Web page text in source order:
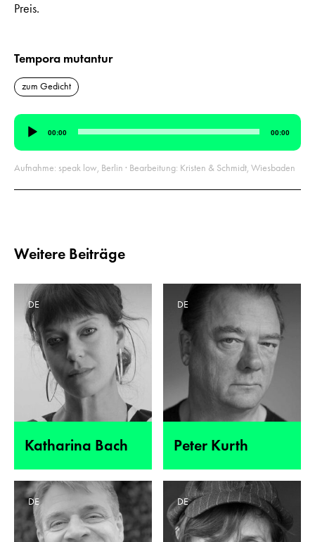
Preis.
Tempora mutantur
zum Gedicht
Audio-
Player
00:00 00:00
Aufnahme: speak low, Berlin · Bearbeitung: Kristen & Schmidt, Wiesbaden
Weitere Beiträge
Katharina Bach
DE
Peter Kurth
DE
DE DE